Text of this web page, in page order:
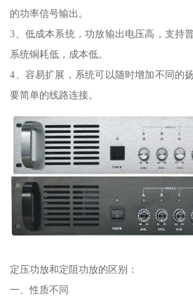
的功率信号输出。
3、低成本系统，功放输出电压高，支持
系统铜耗低，成本低。
4、容易扩展，系统可以随时增加不同的
要简单的线路连接。
定压功放和定阻功放的区别：
一、性质不同